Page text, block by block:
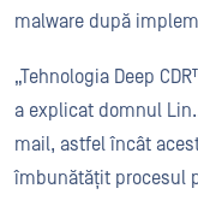
malware după
„Tehnologia Deep
a explicat domnul
mail, astfel încât
îmbunătățit procesul